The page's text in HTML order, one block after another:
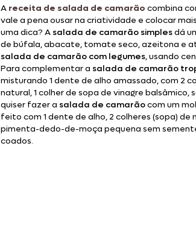
A receita de salada de camarão combina
vale a pena ousar na criatividade e colocar
uma dica? A salada de camarão simplesdá
de búfala, abacate, tomate seco, azeitona e
salada de camarão com legumes, usando
Para complementar a salada de camarão
misturando 1 dente de alho amassado, com 2
natural, 1 colher de sopa de vinagre balsâmico,
quiser fazer a salada de camarãocom um
feito com 1 dente de alho, 2 colheres (sopa)
pimenta-dedo-de-moça pequena sem
coados.